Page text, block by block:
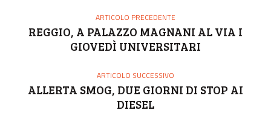
ARTICOLO PRECEDENTE
REGGIO, A PALAZZO MAGNANI AL VIA I
GIOVEDÌ UNIVERSITARI
ARTICOLO SUCCESSIVO
ALLERTA SMOG, DUE GIORNI DI STOP AI
DIESEL